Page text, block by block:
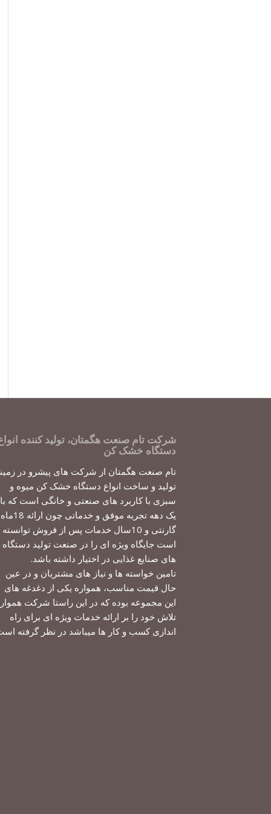
شرکت تام صنعت هگمتان، تولید کننده
دستگاه خشک کن
تام صنعت هگمتان از شرکت های پیشرو در
تولید و ساخت انواع دستگاه خشک کن میوه و
سبزی با کاربرد های صنعتی و خانگی است که با
یک دهه تجربه موفق و خدماتی چون ارائه 18ماه
گارنتی و 10سال خدمات پس از فروش توانسته
است جایگاه ویژه ای را در صنعت تولید دستگاه
های صنایع غذایی در اختیار داشته باشد.
تامین خواسته ها و نیاز های مشتریان و در عین
حال قیمت مناسب، همواره یکی از دغدغه های
این مجموعه بوده که در این راستا شرکت
تلاش خود را بر ارائه خدمات ویژه ای برای راه
اندازی کسب و کار ها میباشد در نظر گرفته